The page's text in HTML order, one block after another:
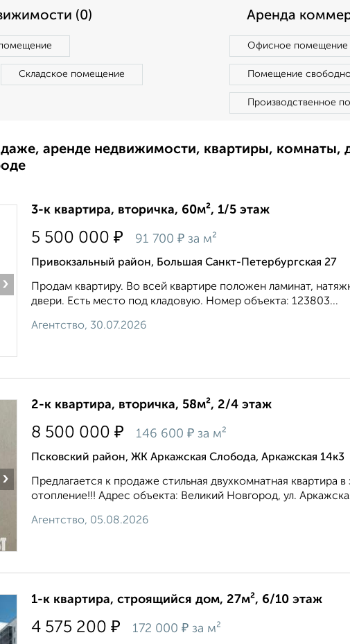
(0)
Складское помещение
Аренда
Офисное помещение
Помещение
Производственное
аренде недвижимости, квартиры,
›
3-к квартира, вторичка, 60м², 1/5 этаж
5 500 000 ₽ 91 700 ₽ за м²
Привокзальный район, Большая Санкт-Петербургская 27
Продам квартиру. Во всей квартире положен ламинат,
двери. Есть место под кладовую. Номер объекта: 123803...
Агентство, 30.07.2026
›
2-к квартира, вторичка, 58м², 2/4 этаж
8 500 000 ₽ 146 600 ₽ за м²
Псковский район, ЖК Аркажская Слобода, Аркажская 14к3
Предлагается к продаже стильная двухкомнатная квартира
отопление!!! Адрес объекта: Beликий Hовгорoд, ул.
Агентство, 05.08.2026
1-к квартира, строящийся дом, 27м², 6/10 этаж
4 575 200 ₽ 172 000 ₽ за м²